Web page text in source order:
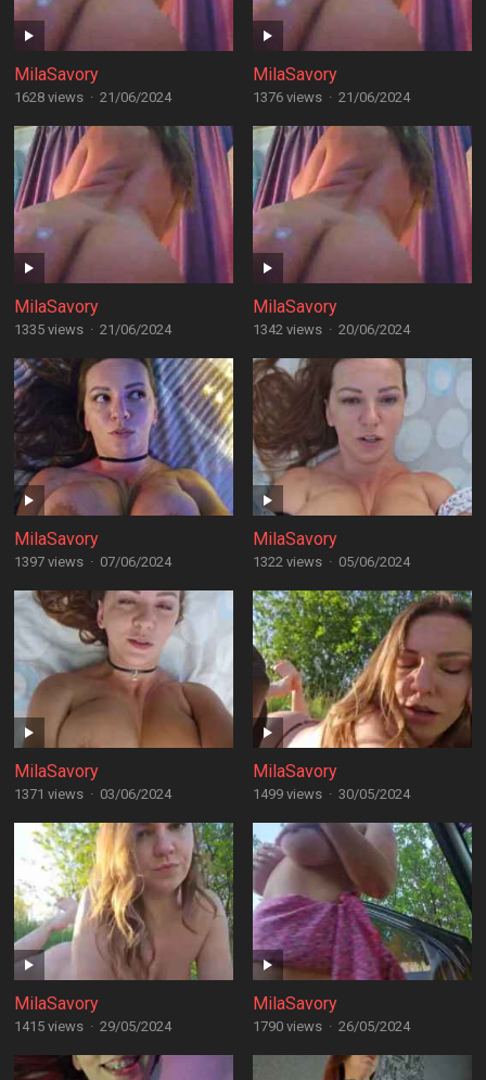
MilaSavory
1628 views · 21/06/2024
MilaSavory
1376 views · 21/06/2024
MilaSavory
1335 views · 21/06/2024
MilaSavory
1342 views · 20/06/2024
MilaSavory
1397 views · 07/06/2024
MilaSavory
1322 views · 05/06/2024
MilaSavory
1371 views · 03/06/2024
MilaSavory
1499 views · 30/05/2024
MilaSavory
1415 views · 29/05/2024
MilaSavory
1790 views · 26/05/2024